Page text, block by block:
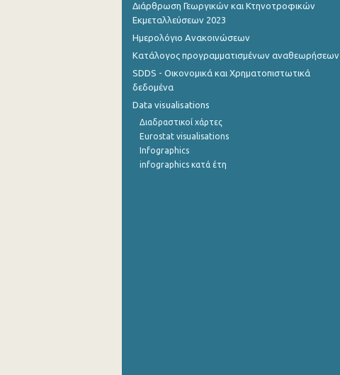
Διάρθρωση Γεωργικών και Κτηνοτροφικών
Εκμεταλλεύσεων 2023
Ημερολόγιο Ανακοινώσεων
Κατάλογος προγραμματισμένων αναθεωρήσεων
SDDS - Οικονομικά και Χρηματοπιστωτικά
δεδομένα
Data visualisations
Διαδραστικοί χάρτες
Eurostat visualisations
Infographics
infographics κατά έτη